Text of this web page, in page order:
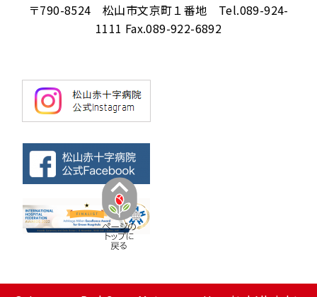
〒790-8524 松山市文京町１番地 Tel.089-924-
1111 Fax.089-922-6892